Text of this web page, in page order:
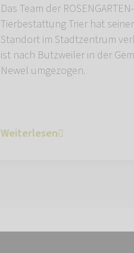
Das Team der ROSENGARTEN-
Tierbestattung Trier hat
Standort im Stadtzentrum
ist nach Butzweiler in der
Newel umgezogen.
Weiterlesen